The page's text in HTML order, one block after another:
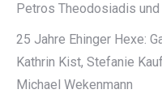
Petros Theodosiadis
25 Jahre Ehinger Hexe:
Kathrin Kist, Stefanie
Michael Wekenmann